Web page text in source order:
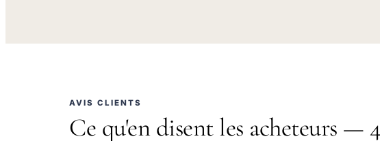
AVIS CLIENTS
Ce qu'en disent les acheteurs —